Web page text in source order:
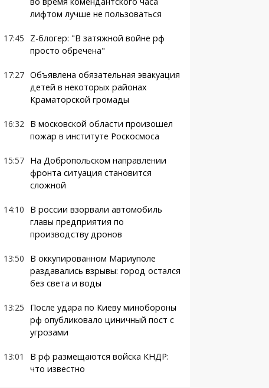
лифтом лучше не пользоваться
17:45
Z-блогер: "В затяжной войне рф
просто обречена"
17:27 Объявлена обязательная эвакуация
детей в некоторых районах
Краматорской громады
16:32
В московской области произошел
пожар в институте Роскосмоса
15:57
На Добропольском направлении
фронта ситуация становится
сложной
14:10
В россии взорвали автомобиль
главы предприятия по
производству дронов
13:50
В оккупированном Мариуполе
раздавались взрывы: город остался
без света и воды
13:25
После удара по Киеву минобороны
рф опубликовало циничный пост с
угрозами
13:01
В рф размещаются войска КНДР:
что известно